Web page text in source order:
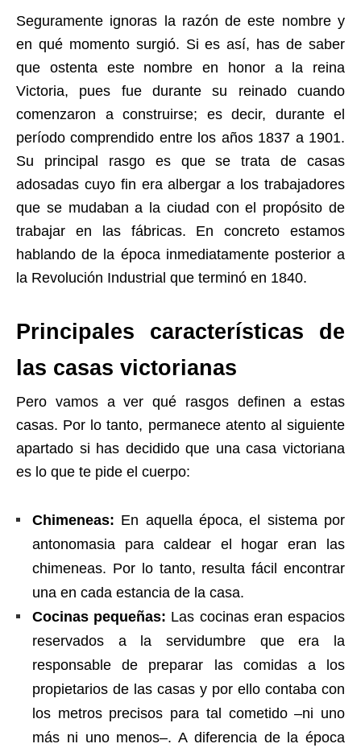
Seguramente ignoras la razón de este nombre y
en qué momento surgió. Si es así, has de saber
que ostenta este nombre en honor a la reina
Victoria, pues fue durante su reinado cuando
comenzaron a construirse; es decir, durante el
período comprendido entre los años 1837 a 1901.
Su principal rasgo es que se trata de casas
adosadas cuyo fin era albergar a los trabajadores
que se mudaban a la ciudad con el propósito de
trabajar en las fábricas. En concreto estamos
hablando de la época inmediatamente posterior a
la Revolución Industrial que terminó en 1840.
Principales características de
las casas victorianas
Pero vamos a ver qué rasgos definen a estas
casas. Por lo tanto, permanece atento al siguiente
apartado si has decidido que una casa victoriana
es lo que te pide el cuerpo:
Chimeneas: En aquella época, el sistema por
antonomasia para caldear el hogar eran las
chimeneas. Por lo tanto, resulta fácil encontrar
una en cada estancia de la casa.
Cocinas pequeñas: Las cocinas eran espacios
reservados a la servidumbre que era la
responsable de preparar las comidas a los
propietarios de las casas y por ello contaba con
los metros precisos para tal cometido –ni uno
más ni uno menos–. A diferencia de la época